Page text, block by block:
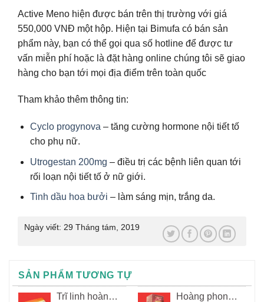
Active Meno hiện được bán trên thị trường với giá
550,000 VNĐ một hộp. Hiện tại Bimufa có bán sản
phẩm này, bạn có thể gọi qua số hotline để được tư
vấn miễn phí hoặc là đặt hàng online chúng tôi sẽ giao
hàng cho bạn tới mọi địa điểm trên toàn quốc
Tham khảo thêm thông tin:
Cyclo progynova – tăng cường hormone nội tiết tố
cho phụ nữ.
Utrogestan 200mg – điều trị các bệnh liên quan tới
rối loạn nội tiết tố ở nữ giới.
Tinh dầu hoa bưởi – làm sáng mịn, trắng da.
Ngày viết: 29 Tháng tám, 2019
SẢN PHẨM TƯƠNG TỰ
Trĩ linh hoàn
Hoàng phong